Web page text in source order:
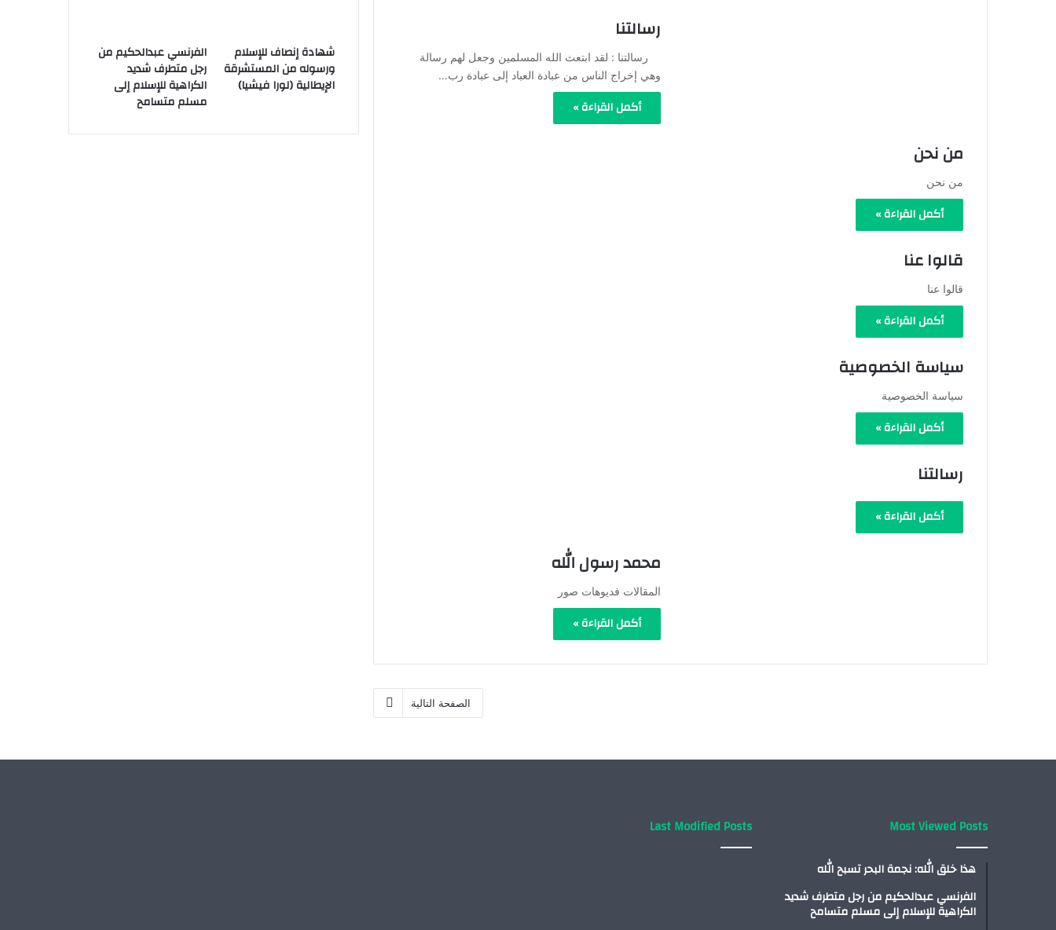
رسالتنا
رسالتنا : لقد ابتعث الله المسلمين وجعل لهم رسالة
وهي إخراج الناس من عبادة العباد إلى عبادة رب…
أكمل القراءة »
من نحن
من نحن
أكمل القراءة »
قالوا عنا
قالوا عنا
أكمل القراءة »
سياسة الخصوصية
سياسة الخصوصية
أكمل القراءة »
رسالتنا
أكمل القراءة »
محمد رسول الله
المقالات فديوهات صور
أكمل القراءة »
الصفحة التالية
شهادة إنصاف للإسلام
ورسوله من المستشرقة
الإيطالية (لورا فيشيا)
الفرنسي عبدالحكيم من
رجل متطرف شديد
الكراهية للإسلام إلى
مسلم متسامح
Most Viewed Posts
هذا خلق الله: نجمة البحر تسبح الله
الفرنسي عبدالحكيم من رجل متطرف شديد
الكراهية للإسلام إلى مسلم متسامح
Last Modified Posts